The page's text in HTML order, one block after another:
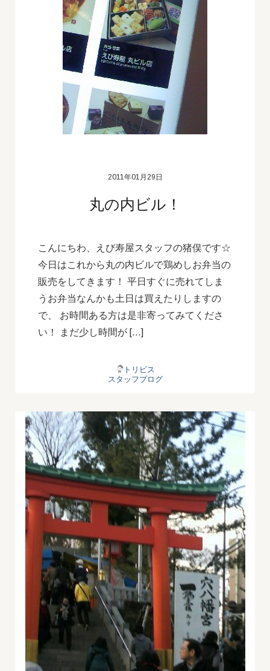
2011年01月29日
丸の内ビル！
こんにちわ、えび寿屋スタッフの猪俣です☆
今日はこれから丸の内ビルで鶏めしお弁当の
販売をしてきます！ 平日すぐに売れてしま
うお弁当なんかも土日は買えたりしますの
で、 お時間ある方は是非寄ってみてくださ
い！ まだ少し時間が […]
トリビス
スタッフブログ